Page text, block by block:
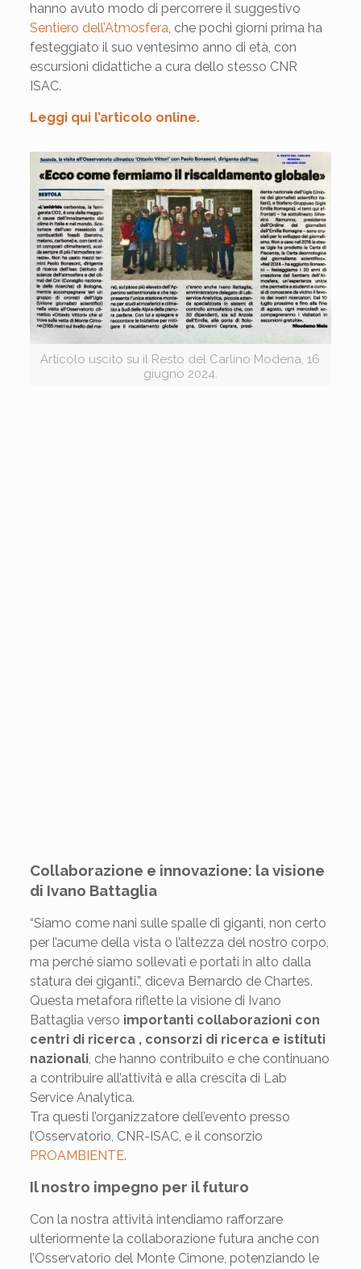
hanno avuto modo di percorrere il suggestivo
Sentiero dell’Atmosfera, che pochi giorni prima ha
festeggiato il suo ventesimo anno di età, con
escursioni didattiche a cura dello stesso CNR
ISAC.
Leggi qui l’articolo online.
Articolo uscito su il Resto del Carlino Modena, 16
giugno 2024.
Collaborazione e innovazione: la visione
di Ivano Battaglia
“Siamo come nani sulle spalle di giganti, non certo
per l’acume della vista o l’altezza del nostro corpo,
ma perché siamo sollevati e portati in alto dalla
statura dei giganti.”, diceva Bernardo de Chartes.
Questa metafora riflette la visione di Ivano
Battaglia verso importanti collaborazioni con
centri di ricerca , consorzi di ricerca e istituti
nazionali, che hanno contribuito e che continuano
a contribuire all’attività e alla crescita di Lab
Service Analytica.
Tra questi l’organizzatore dell’evento presso
l’Osservatorio, CNR-ISAC, e il consorzio
PROAMBIENTE.
Ilnostro impegno per il futuro
Con la nostra attività intendiamo rafforzare
ulteriormente la collaborazione futura anche con
l’Osservatorio del Monte Cimone, potenziando le